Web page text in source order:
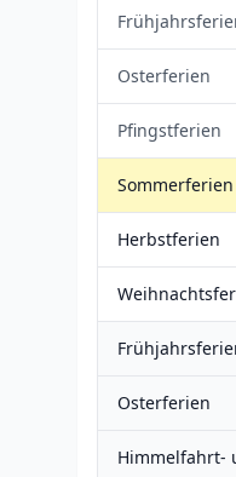
Osterferien
Pfingstferien
Sommerferien
Herbstferien
Osterferien
Himmelfahrt-